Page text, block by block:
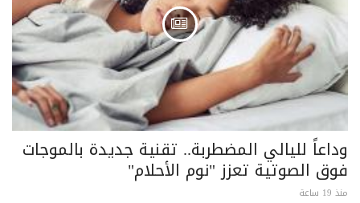
وداعاً لليالي المضطربة.. تقنية جديدة بالموجات
فوق الصوتية تعزز "نوم الأحلام"
منذ 19 ساعة